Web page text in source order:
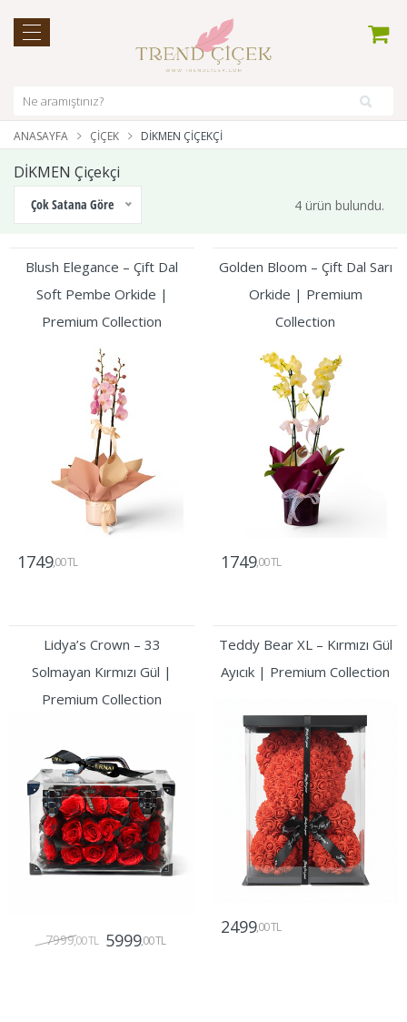
ANASAYFA ÇIÇEK DİKMEN ÇIÇEKÇI
DİKMEN Çiçekçi
Çok Satana Göre 4 ürün bulundu.
Blush Elegance – Çift Dal
Soft Pembe Orkide |
Premium Collection
1749,00 TL
Golden Bloom – Çift Dal Sarı
Orkide | Premium
Collection
1749,00 TL
Lidya’s Crown – 33
Solmayan Kırmızı Gül |
Premium Collection
7999,00 TL 5999,00 TL
Teddy Bear XL – Kırmızı Gül
Ayıcık | Premium Collection
2499,00 TL